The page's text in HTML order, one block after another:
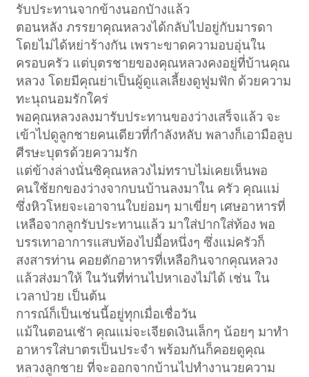
รับประทานจากข้างนอกบัางแล้ว
ตอนหลัง ภรรยาคุณหลวงได้กลับไปอยู่กับมารดา
โดยไม่ได้หย่าร้างกัน เพราะขาดความอบอุ่นใน
ครอบครัว แต่บุตรชายของคุณหลวงคงอยู่ที่บ้านคุณ
หลวง โดยมีคุณย่าเป็นผู้ดูแลเลี้ยงดูฟูมฟัก ด้วยความ
ทะนุถนอมรักใคร่
พอคุณหลวงลงมารับประทานของว่างเสร็จแล้ว จะ
เข้าไปดูลูกชายคนเดียวที่กำลังหลับ พลางก็เอามือลูบ
ศีรษะบุตรด้วยความรัก
แต่ข้างล่างนั่นซิคุณหลวงไม่ทราบไม่เคยเห็นพอ
คนใช้ยกของว่างจากบนบ้านลงมาใน ครัว คุณแม่
ซึ่งหิวโหยจะเอาจานใบย่อมๆ มาเขี่ยๆ เศษอาหารที่
เหลือจากลูกรับประทานแล้ว มาใส่ปากใส่ท้อง พอ
บรรเทาอาการแสบท้องไปมื้อหนึ่งๆ ซึ่งแม่ครัวก็
สงสารท่าน คอยตักอาหารที่เหลือกินจากคุณหลวง
แล้วส่งมาให้ ในวันที่ท่านไปหาเองไม่ได้ เช่น ใน
เวลาป่วย เป็นต้น
การณ์ก็เป็นเช่นนี้อยู่ทุกเมื่อเชื่อวัน
แม้ในตอนเชัา คุณแม่จะเจียดเงินเล็กๆ น้อยๆ มาทำ
อาหารใส่บาตรเป็นประจำ พร้อมกันก็คอยดูคุณ
หลวงลูกชาย ที่จะออกจากบ้านไปทำงานวยความ